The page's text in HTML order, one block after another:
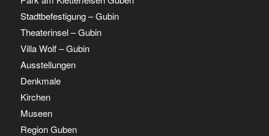
Stadtbefestigung – Gubin
Theaterinsel – Gubin
Villa Wolf – Gubin
Ausstellungen
Denkmale
Kirchen
Museen
Region Guben